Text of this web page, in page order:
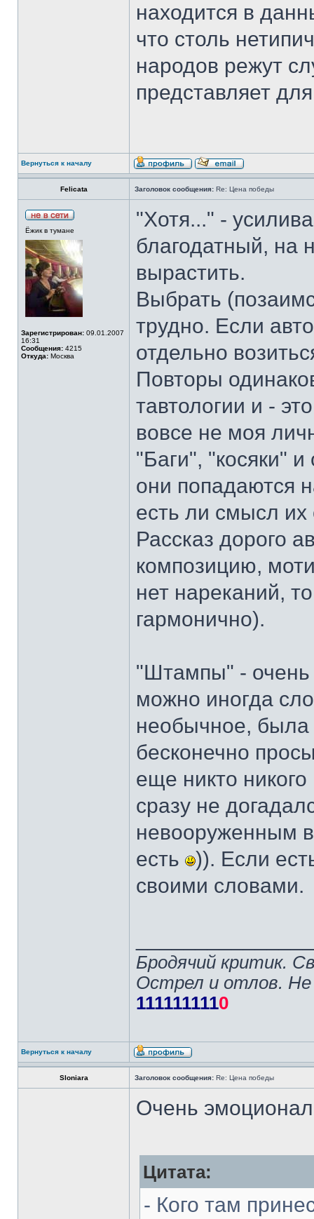
находится в
что столь
народов режут
представляет
Вернуться к началу
Felicata Заголовок сообщения: Re: Цена победы
Ёжик в тумане
Зарегистрирован: 09.01.2007
16:31
Сообщения: 4215
Откуда: Москва
"Хотя..." -
благодатный, на
вырастить.
Выбрать
трудно. Если
отдельно
Повторы
тавтологии и -
вовсе не моя
"Баги", "косяки" и
они попадаются
есть ли смысл их
Рассказ дорого
композицию,
нет нареканий,
гармонично).
"Штампы" - очень
можно иногда
необычное, была
бесконечно
еще никто
сразу не
невооруженным
есть
)). Если
своими словами.
Бродячий критик.
Острел и отлов. Не
1111111110
Вернуться к началу
Sloniara Заголовок сообщения: Re: Цена победы
Очень
Цитата:
- Кого там